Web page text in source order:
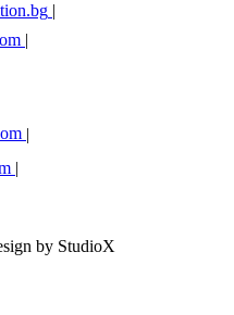
|
|
|
|
by StudioX